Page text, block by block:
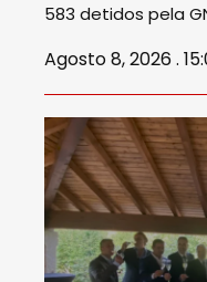
583 detidos pela
Agosto 8, 2026 .